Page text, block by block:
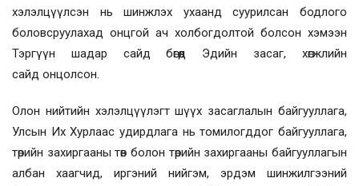
хэлэлцүүлсэн нь шинжлэх ухаанд суурилсан бодлого
боловсруулахад онцгой ач холбогдолтой болсон хэмээн
Тэргүүн шадар сайд бөгөөд Эдийн засаг, хөгжлийн
сайд онцолсон.
Олон нийтийн хэлэлцүүлэгт шүүх засаглалын байгууллага,
Улсын Их Хурлаас удирдлага нь томилогддог байгууллага,
төрийн захиргааны төв болон төрийн захиргааны байгууллагын
албан хаагчид, иргэний нийгэм, эрдэм шинжилгээний